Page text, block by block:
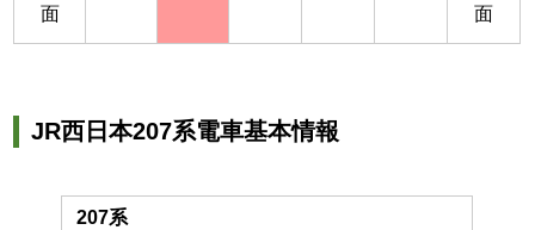
面
面
JR西日本207系電車基本情報
207系